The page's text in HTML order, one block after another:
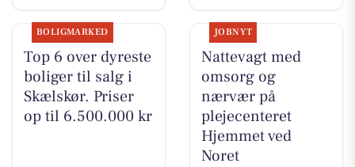
BOLIGMARKED
Top 6 over dyreste
boliger til salg i
Skælskør. Priser
op til 6.500.000 kr
JOBNYT
Nattevagt med
omsorg og
nærvær på
plejecenteret
Hjemmet ved
Noret